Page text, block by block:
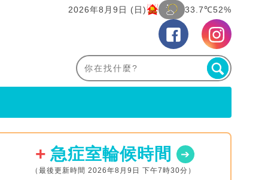
2026年8月9日 (日) 33.7℃52%
急症室輪候時間
（最後更新時間 2026年8月9日 下午7時30分）